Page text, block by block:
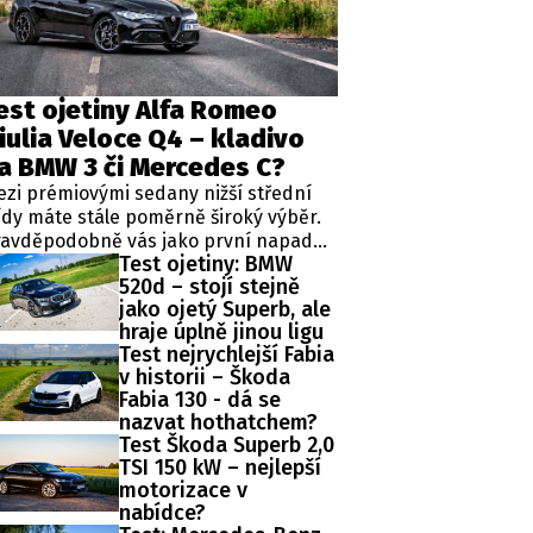
ojetiny Alfa Romeo
Veloce Q4 – kladivo
BMW 3 či Mercedes C?
prémiovými sedany nižší střední
máte stále poměrně široký výběr.
vás jako první napadne
trojice v podobě BMW řady 3,
Benz třídy C a Audi A4. Jsou to
auta, která nabídnou velmi dobré
technologie i komfort, ale u
motorizací často postrádají
důležitou věc – emoce. Pokud ale
auto, které nebude jen
dopravním prostředkem,
při každém nastartování vám
úsměv na tváři, možná by vás
zajímat Alfa Romeo Giulia.
Test ojetiny: BMW
520d – stojí stejně
jako ojetý Superb, ale
hraje úplně jinou ligu
Test nejrychlejší Fabia
v historii – Škoda
Fabia 130 - dá se
nazvat hothatchem?
Test Škoda Superb 2,0
TSI 150 kW – nejlepší
motorizace v
nabídce?